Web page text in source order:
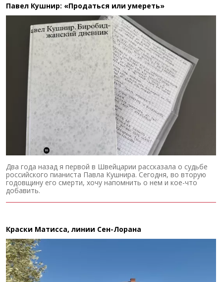
Павел Кушнир: «Продаться или умереть»
Два года назад я первой в Швейцарии рассказала о судьбе
российского пианиста Павла Кушнира. Сегодня, во вторую
годовщину его смерти, хочу напомнить о нем и кое-что
добавить.
Краски Матисса, линии Сен-Лорана